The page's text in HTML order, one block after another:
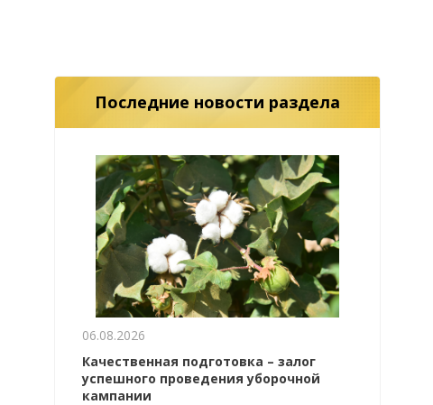
Последние новости раздела
06.08.2026
Качественная подготовка – залог
успешного проведения уборочной
кампании